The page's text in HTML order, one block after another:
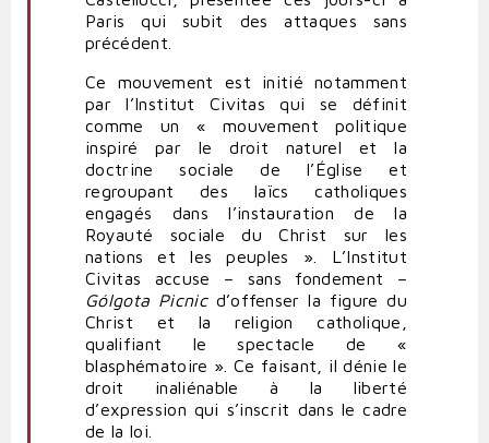
Paris qui subit des attaques sans
précédent.
Ce mouvement est initié notamment
par l’Institut Civitas qui se définit
comme un « mouvement politique
inspiré par le droit naturel et la
doctrine sociale de l’Église et
regroupant des laïcs catholiques
engagés dans l’instauration de la
Royauté sociale du Christ sur les
nations et les peuples ». L’Institut
Civitas accuse – sans fondement –
Gólgota Picnicd’offenser la figure du
Christ et la religion catholique,
qualifiant le spectacle de «
blasphématoire ». Ce faisant, il dénie le
droit inaliénable à la liberté
d’expression qui s’inscrit dans le cadre
de la loi.